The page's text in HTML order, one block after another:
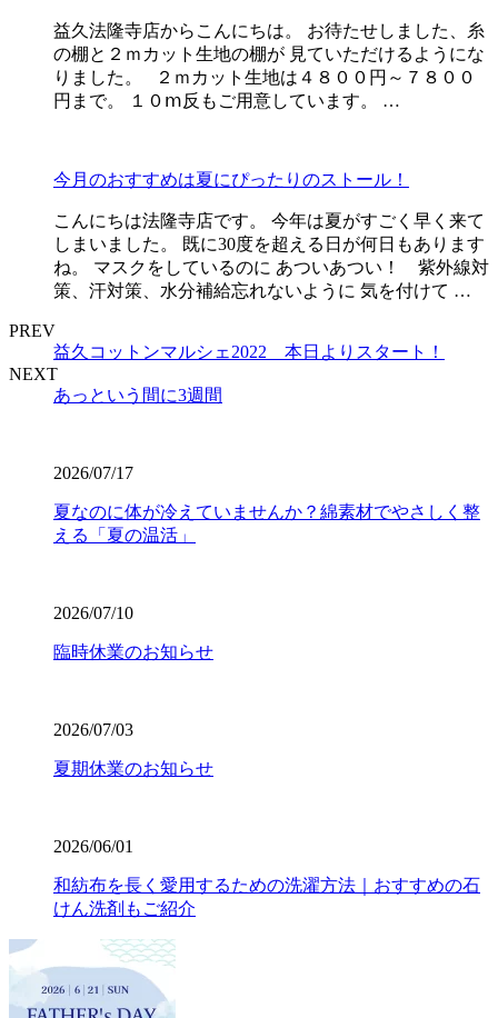
益久法隆寺店からこんにちは。 お待たせしました、糸
の棚と２ｍカット生地の棚が 見ていただけるようにな
りました。 ２ｍカット生地は４８００円～７８００
円まで。 １０ⅿ反もご用意しています。 …
今月のおすすめは夏にぴったりのストール！
こんにちは法隆寺店です。 今年は夏がすごく早く来て
しまいました。 既に30度を超える日が何日もあります
ね。 マスクをしているのに あついあつい！ 紫外線対
策、汗対策、水分補給忘れないように 気を付けて …
PREV
益久コットンマルシェ2022 本日よりスタート！
NEXT
あっという間に3週間
2026/07/17
夏なのに体が冷えていませんか？綿素材でやさしく整
える「夏の温活」
2026/07/10
臨時休業のお知らせ
2026/07/03
夏期休業のお知らせ
2026/06/01
和紡布を長く愛用するための洗濯方法｜おすすめの石
けん洗剤もご紹介